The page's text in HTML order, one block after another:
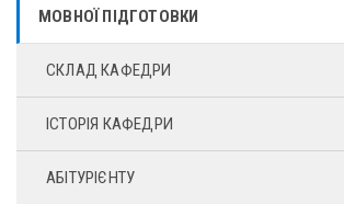
СКЛАД КАФЕДРИ
ІСТОРІЯ КАФЕДРИ
АБІТУРІЄНТУ
НАУКОВА ДІЯЛЬНІСТЬ